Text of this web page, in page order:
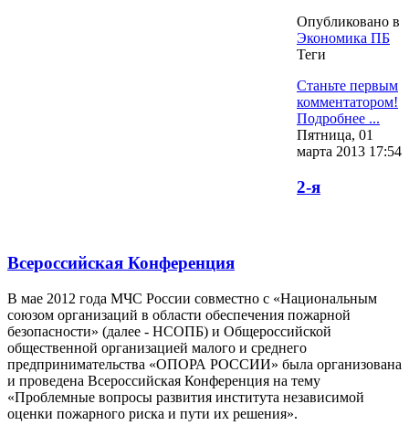
Опубликовано в
Экономика ПБ
Теги
Станьте первым
комментатором!
Подробнее ...
Пятница, 01
марта 2013 17:54
2-я
Всероссийская Конференция
В мае 2012 года МЧС России совместно с «Национальным
союзом организаций в области обеспечения пожарной
безопасности» (далее - НСОПБ) и Общероссийской
общественной организацией малого и среднего
предпринимательства «ОПОРА РОССИИ» была организована
и проведена Всероссийская Конференция на тему
«Проблемные вопросы развития института независимой
оценки пожарного риска и пути их решения».